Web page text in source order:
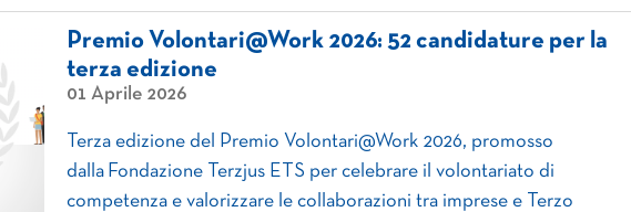
Premio Volontari@Work 2026: 52 candidature per la
terza edizione
01 Aprile 2026
Terza edizione del Premio Volontari@Work 2026, promosso
dalla Fondazione Terzjus ETS per celebrare il volontariato di
competenza e valorizzare le collaborazioni tra imprese e Terzo